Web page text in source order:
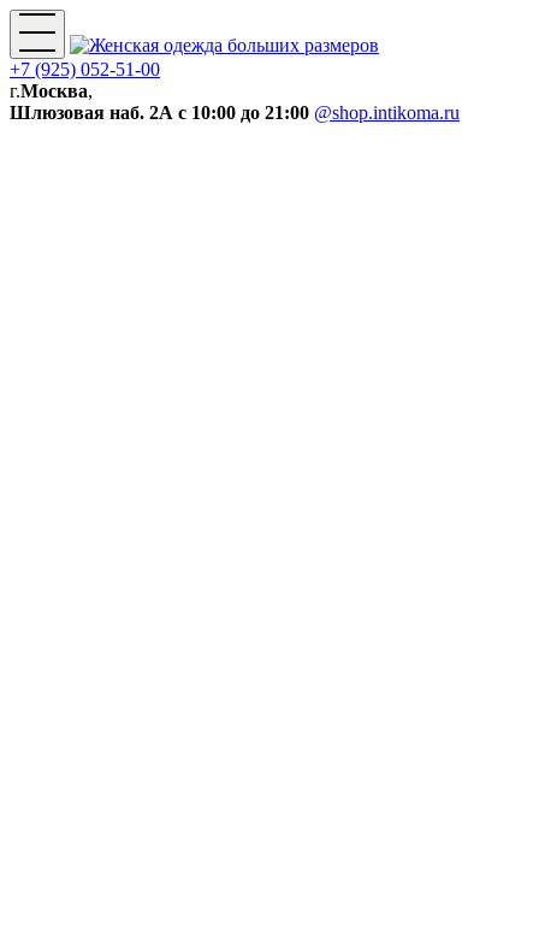
+7 (925) 052-51-00
г.Москва,
Шлюзовая наб. 2А с 10:00 до 21:00 @shop.intikoma.ru